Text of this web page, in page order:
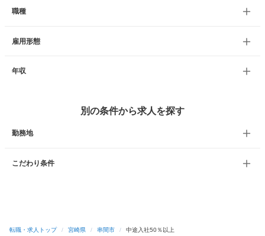
職種
雇用形態
年収
別の条件から求人を探す
勤務地
こだわり条件
転職・求人トップ / 宮崎県 / 串間市 / 中途入社50％以上